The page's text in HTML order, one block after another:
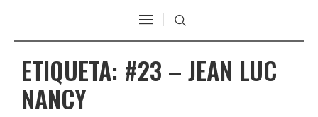
ETIQUETA: #23 – JEAN LUC
NANCY